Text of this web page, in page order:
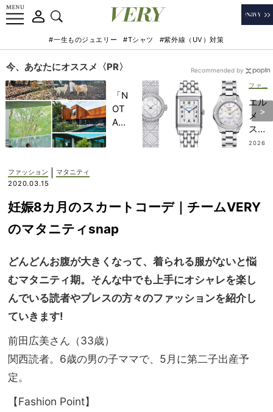
#一生ものジュエリー #Tシャツ #紫外線（UV）対策
今、あなたにオススメ〈PR〉
「N
OT
A
記憶
に一
生残
【極
上の
家族
旅】
エル
メ
ス、
ディ
目買
選】
プロ
く
1
2026
Recommended by
ファッション
マタニティ
2020.03.15
妊娠8カ月のスカートコーデ｜チームVERY
のマタニティsnap
どんどんお腹が大きくなって、着られる服がないと悩
むマタニティ期。そんな中でも上手にオシャレを楽し
んでいる読者やプレスの方々のファッションを紹介し
ていきます!
前田広美さん（33歳）
関西読者。6歳の男の子ママで、5月に第二子出産予
定。
【Fashion Point】